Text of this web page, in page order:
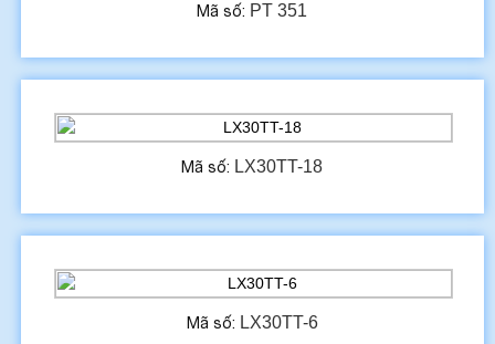
Mã số: PT 351
Mã số: LX30TT-18
Mã số: LX30TT-6